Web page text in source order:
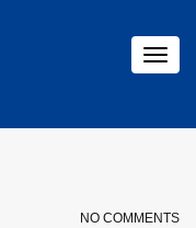
NO COMMENTS